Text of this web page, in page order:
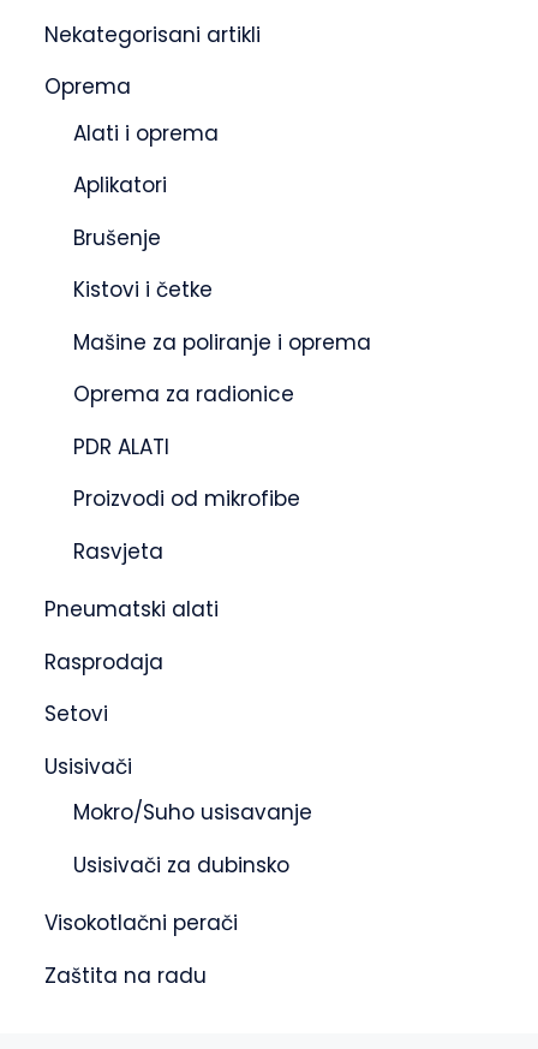
Nekategorisani artikli
Oprema
Alati i oprema
Aplikatori
Brušenje
Kistovi i četke
Mašine za poliranje i oprema
Oprema za radionice
PDR ALATI
Proizvodi od mikrofibe
Rasvjeta
Pneumatski alati
Rasprodaja
Setovi
Usisivači
Mokro/Suho usisavanje
Usisivači za dubinsko
Visokotlačni perači
Zaštita na radu